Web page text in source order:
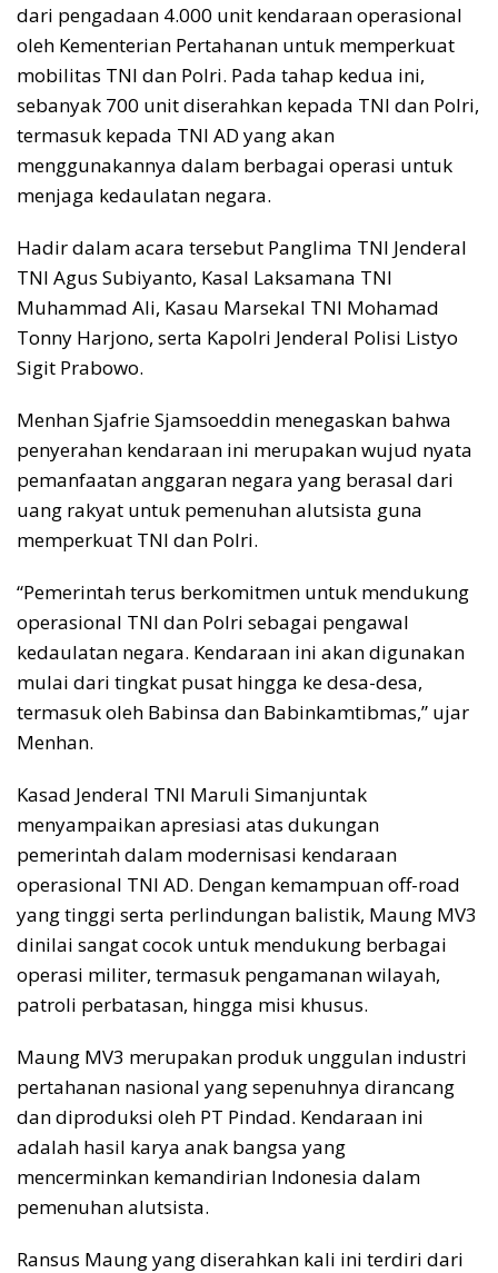
dari pengadaan 4.000 unit kendaraan operasional
oleh Kementerian Pertahanan untuk memperkuat
mobilitas TNI dan Polri. Pada tahap kedua ini,
sebanyak 700 unit diserahkan kepada TNI dan Polri,
termasuk kepada TNI AD yang akan
menggunakannya dalam berbagai operasi untuk
menjaga kedaulatan negara.
Hadir dalam acara tersebut Panglima TNI Jenderal
TNI Agus Subiyanto, Kasal Laksamana TNI
Muhammad Ali, Kasau Marsekal TNI Mohamad
Tonny Harjono, serta Kapolri Jenderal Polisi Listyo
Sigit Prabowo.
Menhan Sjafrie Sjamsoeddin menegaskan bahwa
penyerahan kendaraan ini merupakan wujud nyata
pemanfaatan anggaran negara yang berasal dari
uang rakyat untuk pemenuhan alutsista guna
memperkuat TNI dan Polri.
“Pemerintah terus berkomitmen untuk mendukung
operasional TNI dan Polri sebagai pengawal
kedaulatan negara. Kendaraan ini akan digunakan
mulai dari tingkat pusat hingga ke desa-desa,
termasuk oleh Babinsa dan Babinkamtibmas,” ujar
Menhan.
Kasad Jenderal TNI Maruli Simanjuntak
menyampaikan apresiasi atas dukungan
pemerintah dalam modernisasi kendaraan
operasional TNI AD. Dengan kemampuan off-road
yang tinggi serta perlindungan balistik, Maung MV3
dinilai sangat cocok untuk mendukung berbagai
operasi militer, termasuk pengamanan wilayah,
patroli perbatasan, hingga misi khusus.
Maung MV3 merupakan produk unggulan industri
pertahanan nasional yang sepenuhnya dirancang
dan diproduksi oleh PT Pindad. Kendaraan ini
adalah hasil karya anak bangsa yang
mencerminkan kemandirian Indonesia dalam
pemenuhan alutsista.
Ransus Maung yang diserahkan kali ini terdiri dari